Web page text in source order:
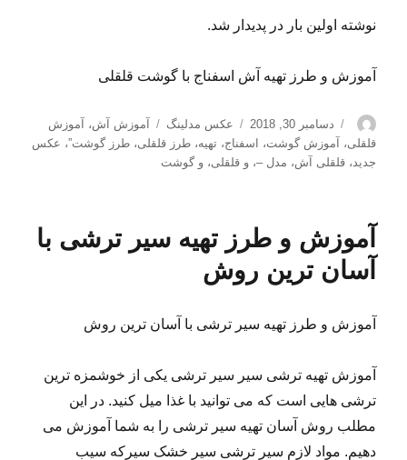
نوشته اولین بار در پدیدار شد.
آموزش و طرز تهیه آش اسفناج با گوشت قلقلی
نویسنده
ارسال
شده
در
دسامبر 30, 2018 دسته‌ها
عکس مدلینگ برچسب‌ها
آموزش آش،
آموزش
قلقلی، آموزش گوشت، اسفناج،تهیه،طرز قلقلی،طرز گوشت”، عکس
جدید،قلقلی آش، مدل –،و قلقلی،و گوشت
آموزش و طرز تهیه سیر ترشی با
آسان ترین روش
آموزش و طرز تهیه سیر ترشی با آسان ترین روش
آموزش تهیه ترشی سیر سیر ترشی یکی از خوشمزه ترین
ترشی هایی است که می توانید با غذا میل کنید. در این
مطلب روش آسان تهیه سیر ترشی را به شما آموزش می
دهیم. مواد لازم سیر ترشی سیر خشک سیرکه سیب